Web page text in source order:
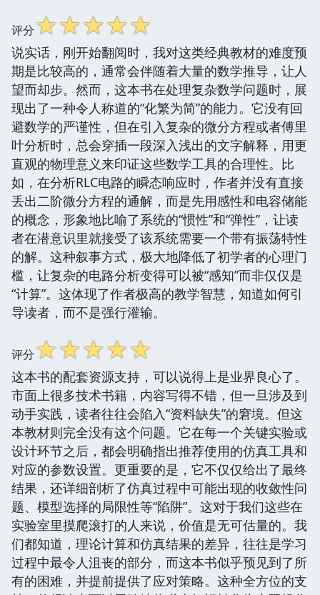
评分☆☆☆☆☆
说实话，刚开始翻阅时，我对这类经典教材的难度预
期是比较高的，通常会伴随着大量的数学推导，让人
望而却步。然而，这本书在处理复杂数学问题时，展
现出了一种令人称道的“化繁为简”的能力。它没有回
避数学的严谨性，但在引入复杂的微分方程或者傅里
叶分析时，总会穿插一段深入浅出的文字解释，用更
直观的物理意义来印证这些数学工具的合理性。比
如，在分析RLC电路的瞬态响应时，作者并没有直接
丢出二阶微分方程的通解，而是先用感性和电容储能
的概念，形象地比喻了系统的“惯性”和“弹性”，让读
者在潜意识里就接受了该系统需要一个带有振荡特性
的解。这种叙事方式，极大地降低了初学者的心理门
槛，让复杂的电路分析变得可以被“感知”而非仅仅是
“计算”。这体现了作者极高的教学智慧，知道如何引
导读者，而不是强行灌输。
评分☆☆☆☆☆
这本书的配套资源支持，可以说得上是业界良心了。
市面上很多技术书籍，内容写得不错，但一旦涉及到
动手实践，读者往往会陷入“资料缺失”的窘境。但这
本教材则完全没有这个问题。它在每一个关键实验或
设计环节之后，都会明确指出推荐使用的仿真工具和
对应的参数设置。更重要的是，它不仅仅给出了最终
结果，还详细剖析了仿真过程中可能出现的收敛性问
题、模型选择的局限性等“陷阱”。这对于我们这些在
实验室里摸爬滚打的人来说，价值是无可估量的。我
们都知道，理论计算和仿真结果的差异，往往是学习
过程中最令人沮丧的部分，而这本书似乎预见到了所
有的困难，并提前提供了应对策略。这种全方位的支